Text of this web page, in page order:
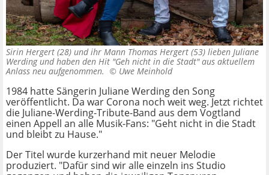
Sirin Hergert (28) und ihr Mann Thomas Hergert (53) lieben Juliane
Werding und haben den Hit "Geh nicht in die Stadt" aus aktuellem
Anlass neu aufgenommen. © Uwe Meinhold
1984 hatte Sängerin Juliane Werding den Song
veröffentlicht. Da war Corona noch weit weg. Jetzt richtet
die Juliane-Werding-Tribute-Band aus dem Vogtland
einen Appell an alle Musik-Fans: "Geht nicht in die Stadt
und bleibt zu Hause."
Der Titel wurde kurzerhand mit neuer Melodie
produziert. "Dafür sind wir alle einzeln ins Studio